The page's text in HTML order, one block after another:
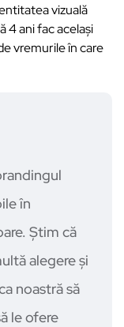
vizuală
4 ani fac același
vremurile în care
în
Știm că
alegere și
noastră să
le ofere